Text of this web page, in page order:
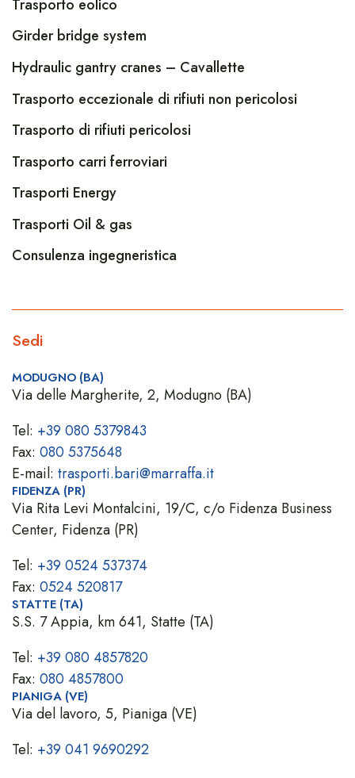
Trasporto eolico
Girder bridge system
Hydraulic gantry cranes – Cavallette
Trasporto eccezionale di rifiuti non pericolosi
Trasporto di rifiuti pericolosi
Trasporto carri ferroviari
Trasporti Energy
Trasporti Oil & gas
Consulenza ingegneristica
Sedi
MODUGNO (BA)
Via delle Margherite, 2, Modugno (BA)
Tel: +39 080 5379843
Fax: 080 5375648
E-mail: trasporti.bari@marraffa.it
FIDENZA (PR)
Via Rita Levi Montalcini, 19/C, c/o Fidenza Business
Center, Fidenza (PR)
Tel: +39 0524 537374
Fax: 0524 520817
STATTE (TA)
S.S. 7 Appia, km 641, Statte (TA)
Tel: +39 080 4857820
Fax: 080 4857800
PIANIGA (VE)
Via del lavoro, 5, Pianiga (VE)
Tel: +39 041 9690292